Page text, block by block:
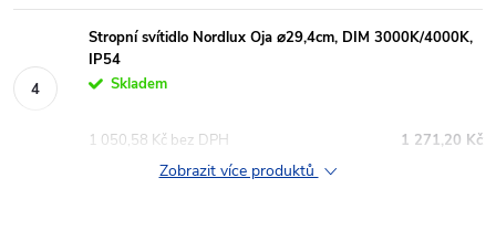
Stropní svítidlo Nordlux Oja ⌀29,4cm, DIM 3000K/4000K,
IP54
Skladem
1 271,20 Kč
1 050,58 Kč bez DPH
Zobrazit více produktů